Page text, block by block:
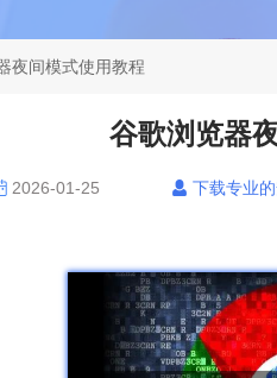
夜间模式使用教程
谷歌浏览器
2026-01-25 下载专业